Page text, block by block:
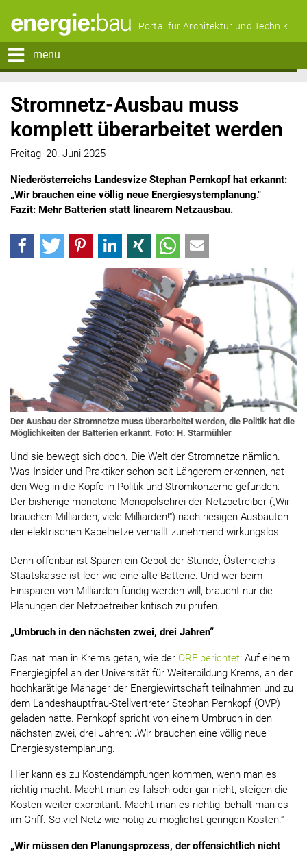
Portal für Architektur und Technik
menu
Stromnetz-Ausbau muss
komplett überarbeitet werden
Freitag, 20. Juni 2025
Niederösterreichs Landesvize Stephan Pernkopf hat erkannt:
„Wir brauchen eine völlig neue Energiesystemplanung."
Fazit: Mehr Batterien statt linearem Netzausbau.
Der Ausbau der Stromnetze muss überarbeitet werden, die Politik hat die
Möglichkeiten der Batterien erkannt. Foto: H. Starmühler
Und sie bewegt sich doch. Die Welt der Stromnetze nämlich.
Was Insider und Praktiker schon seit Längerem erkennen, hat
den Weg in die Köpfe in Politik und Stromkonzerne gefunden:
Der bisherige monotone Monopolschrei der Netzbetreiber („Wir
brauchen Milliarden, viele Milliarden!“) nach riesigen Ausbauten
der elektrischen Kabelnetze verhallt zunehmend wirkungslos.
Denn offenbar ist Sparen ein Gebot der Stunde, Österreichs
Staatskasse ist leer wie eine alte Batterie. Und wer beim
Einsparen von Milliarden fündig werden will, braucht nur die
Planungen der Netzbetreiber kritisch zu prüfen.
„Umbruch in den nächsten zwei, drei Jahren“
Das hat man in Krems getan, wie der ORF berichtet: Auf einem
Energiegipfel an der Universität für Weiterbildung Krems, an der
hochkarätige Manager der Energiewirtschaft teilnahmen und zu
dem Landeshauptfrau-Stellvertreter Stephan Pernkopf (ÖVP)
geladen hatte. Pernkopf spricht von einem Umbruch in den
nächsten zwei, drei Jahren: „Wir brauchen eine völlig neue
Energiesystemplanung.
Hier kann es zu Kostendämpfungen kommen, wenn man es
richtig macht. Macht man es falsch oder gar nicht, steigen die
Kosten weiter exorbitant. Macht man es richtig, behält man es
im Griff. So viel Netz wie nötig zu möglichst geringen Kosten.“
„Wir müssen den Planungsprozess, der offensichtlich nicht